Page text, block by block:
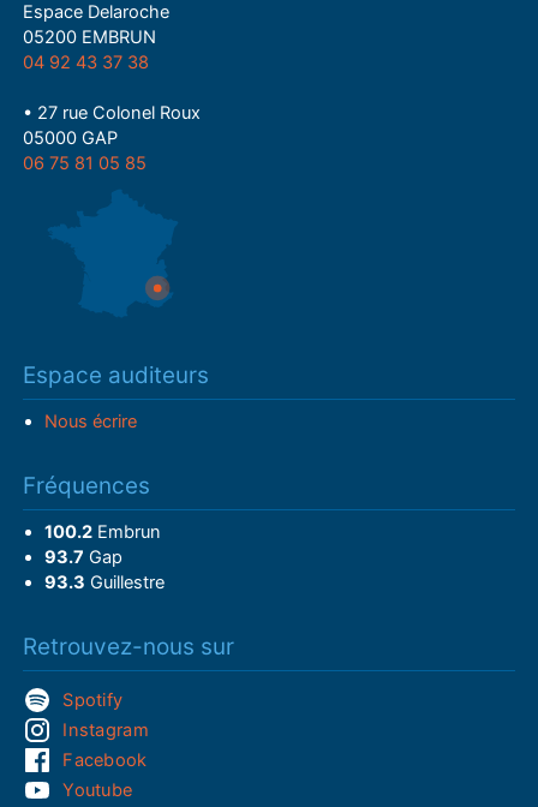
Espace Delaroche
05200 EMBRUN
04 92 43 37 38
• 27 rue Colonel Roux
05000 GAP
06 75 81 05 85
Espace auditeurs
Nous écrire
Fréquences
100.2Embrun
93.7 Gap
93.3 Guillestre
Retrouvez-nous sur
Spotify
Instagram
Facebook
Youtube